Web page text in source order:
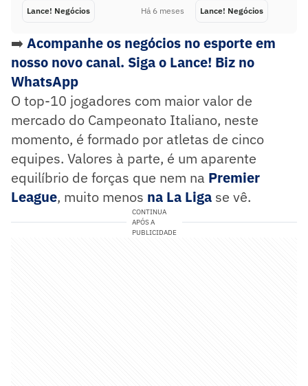
Lance! Negócios Há 6 meses Lance! Negócios
➡️ Acompanhe os negócios no esporte em
nosso novo canal. Siga o Lance! Biz no
WhatsApp
O top-10 jogadores com maior valor de
mercado do Campeonato Italiano, neste
momento, é formado por atletas de cinco
equipes. Valores à parte, é um aparente
equilíbrio de forças que nem na Premier
League, muito menos na La Liga se vê.
CONTINUA
APÓS A
PUBLICIDADE